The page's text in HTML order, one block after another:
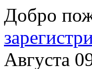
Добро
Августа